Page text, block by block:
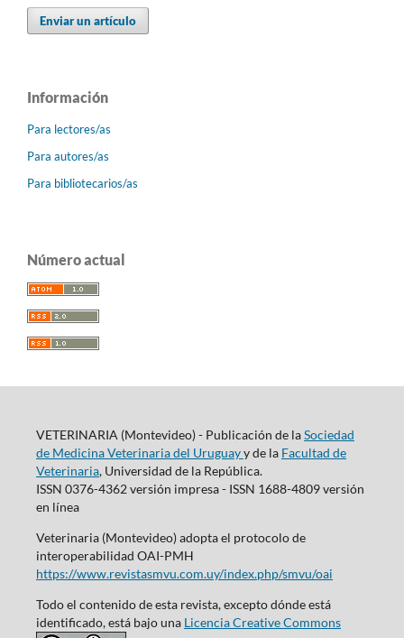
Enviar un artículo
Información
Para lectores/as
Para autores/as
Para bibliotecarios/as
Número actual
VETERINARIA (Montevideo) - Publicación de laSociedad
de Medicina Veterinaria del Uruguayy de la Facultad de
Veterinaria, Universidad de la República.
ISSN 0376-4362 versión impresa - ISSN 1688-4809 versión
en línea
Veterinaria (Montevideo) adopta el protocolo de
interoperabilidad OAI-PMH
https://www.revistasmvu.com.uy/index.php/smvu/oai
Todo el contenido de esta revista, excepto dónde está
identificado, está bajo una Licencia Creative Commons